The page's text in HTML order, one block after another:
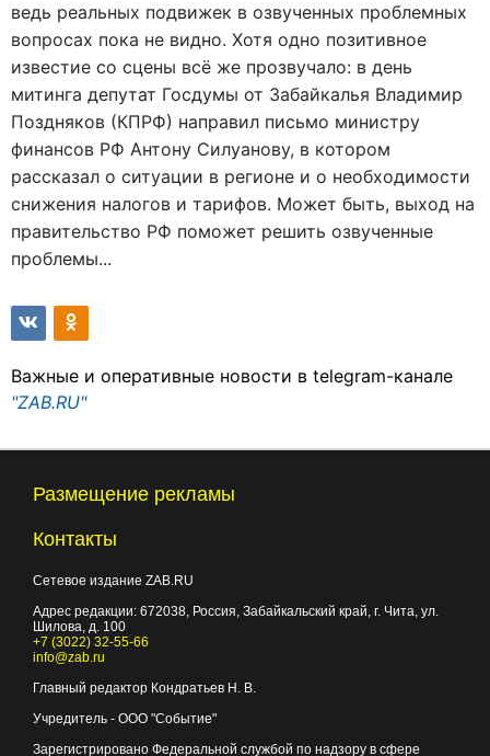
ведь реальных подвижек в озвученных проблемных
вопросах пока не видно. Хотя одно позитивное
известие со сцены всё же прозвучало: в день
митинга депутат Госдумы от Забайкалья Владимир
Поздняков (КПРФ) направил письмо министру
финансов РФ Антону Силуанову, в котором
рассказал о ситуации в регионе и о необходимости
снижения налогов и тарифов. Может быть, выход на
правительство РФ поможет решить озвученные
проблемы...
Важные и оперативные новости в telegram-канале
"ZAB.RU"
Размещение рекламы
Контакты
Сетевое издание ZAB.RU
Адрес редакции: 672038, Россия, Забайкальский край, г. Чита, ул.
Шилова, д. 100
+7 (3022) 32-55-66
info@zab.ru
Главный редактор Кондратьев Н. В.
Учредитель - ООО "Событие"
Зарегистрировано Федеральной службой по надзору в сфере